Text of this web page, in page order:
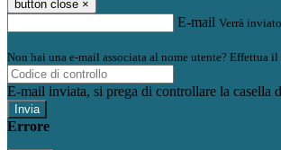
button close ×
E-mail Verrà
Non hai una e-mail associata al nome utente? Effettua
E-mail inviata, si prega di controllare la casella
Errore